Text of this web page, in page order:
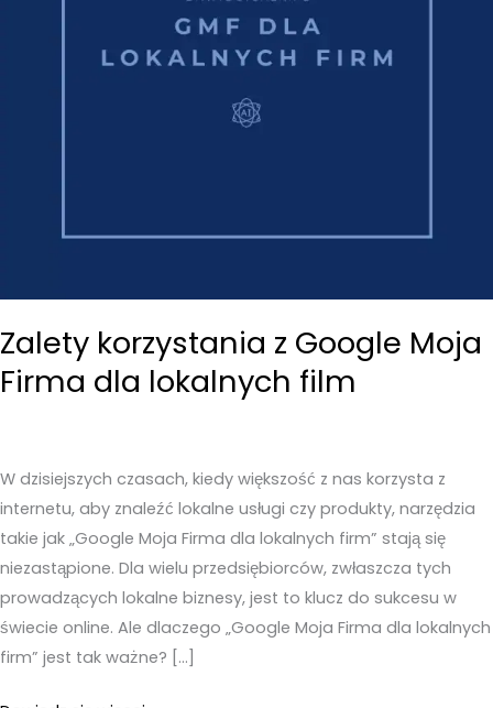
Zalety korzystania z Google Moja
Firma dla lokalnych film
W dzisiejszych czasach, kiedy większość z nas korzysta z
internetu, aby znaleźć lokalne usługi czy produkty, narzędzia
takie jak „Google Moja Firma dla lokalnych firm” stają się
niezastąpione. Dla wielu przedsiębiorców, zwłaszcza tych
prowadzących lokalne biznesy, jest to klucz do sukcesu w
świecie online. Ale dlaczego „Google Moja Firma dla lokalnych
firm” jest tak ważne? […]